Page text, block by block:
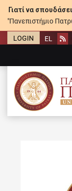
Γιατί να
"Πανεπιστήμιο
LOGIN EL